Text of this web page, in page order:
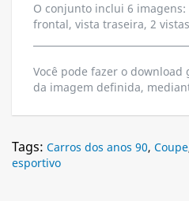
O conjunto inclui 6
frontal, vista traseira, 2
Você pode fazer o
da imagem definida,
Tags: Carros dos anos 90, Coupe
esportivo